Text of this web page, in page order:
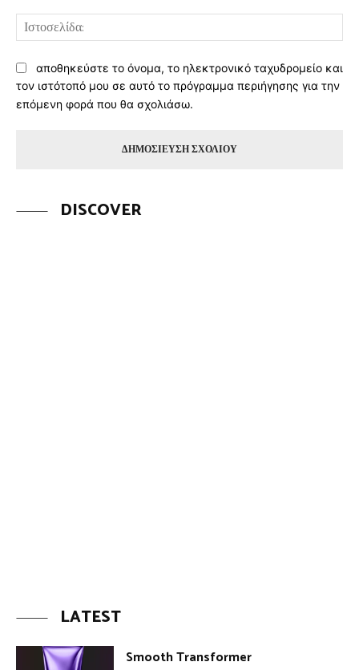
αποθηκεύστε το όνομα, το ηλεκτρονικό ταχυδρομείο και
τον ιστότοπό μου σε αυτό το πρόγραμμα περιήγησης για την
επόμενη φορά που θα σχολιάσω.
DISCOVER
LATEST
Smooth Transformer